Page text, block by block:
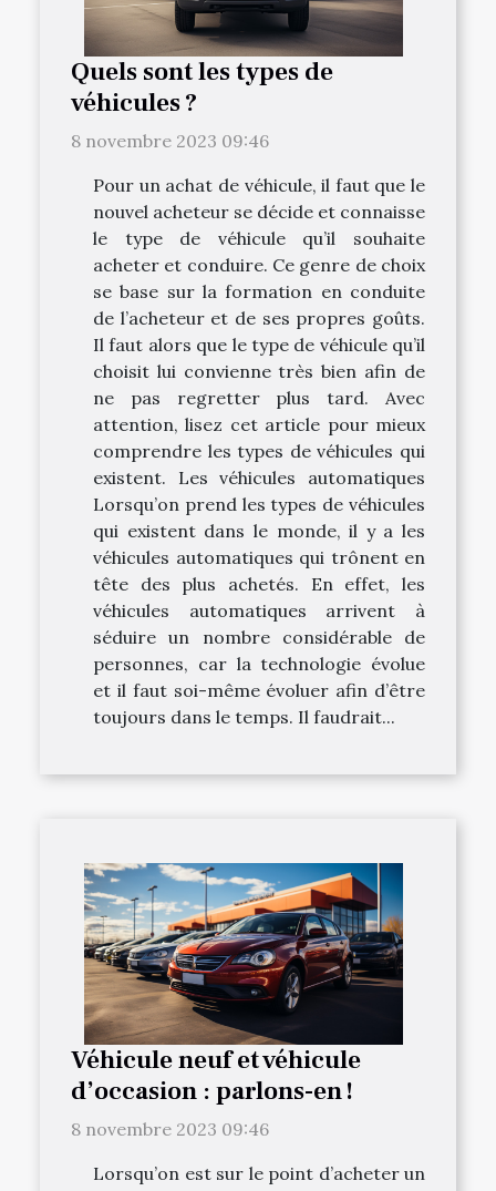
Quels sont les types de
véhicules ?
8 novembre 2023 09:46
Pour un achat de véhicule, il faut que le
nouvel acheteur se décide et connaisse
le type de véhicule qu’il souhaite
acheter et conduire. Ce genre de choix
se base sur la formation en conduite
de l’acheteur et de ses propres goûts.
Il faut alors que le type de véhicule qu’il
choisit lui convienne très bien afin de
ne pas regretter plus tard. Avec
attention, lisez cet article pour mieux
comprendre les types de véhicules qui
existent. Les véhicules automatiques
Lorsqu’on prend les types de véhicules
qui existent dans le monde, il y a les
véhicules automatiques qui trônent en
tête des plus achetés. En effet, les
véhicules automatiques arrivent à
séduire un nombre considérable de
personnes, car la technologie évolue
et il faut soi-même évoluer afin d’être
toujours dans le temps. Il faudrait...
Véhicule neuf et véhicule
d’occasion : parlons-en !
8 novembre 2023 09:46
Lorsqu’on est sur le point d’acheter un